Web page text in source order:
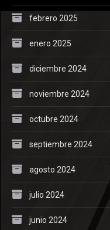
febrero 2025
enero 2025
diciembre 2024
noviembre 2024
octubre 2024
septiembre 2024
agosto 2024
julio 2024
junio 2024